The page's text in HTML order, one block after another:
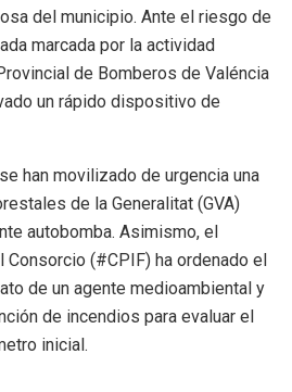
del municipio. Ante el riesgo de
marcada por la actividad
de Bomberos de Valéncia
un rápido dispositivo de
han movilizado de urgencia una
de la Generalitat (GVA)
autobomba. Asimismo, el
(#CPIF) ha ordenado el
de un agente medioambiental y
de incendios para evaluar el
inicial.